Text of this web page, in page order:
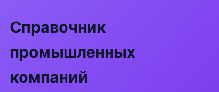
Справочник
промышленных
компаний